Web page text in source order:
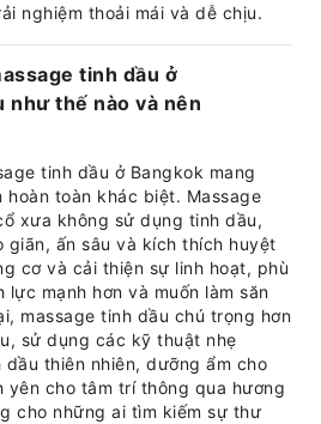
nghiệm thoải mái và dễ chịu.
tinh dầu ở
như thế nào và nên
tinh dầu ở Bangkok mang
toàn khác biệt. Massage
xưa không sử dụng tinh dầu,
ấn sâu và kích thích huyệt
cơ và cải thiện sự linh hoạt, phù
mạnh hơn và muốn làm săn
massage tinh dầu chú trọng hơn
sử dụng các kỹ thuật nhẹ
thiên nhiên, dưỡng ẩm cho
yên cho tâm trí thông qua hương
cho những ai tìm kiếm sự thư